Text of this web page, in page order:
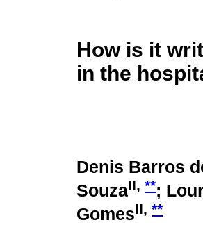
How is it
in the
Denis Barros
SouzaII, **;
GomesII, **